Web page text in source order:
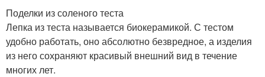
Поделки из соленого теста
Лепка из теста называется биокерамикой. С тестом
удобно работать, оно абсолютно безвредное, а изделия
из него сохраняют красивый внешний вид в течение
многих лет.